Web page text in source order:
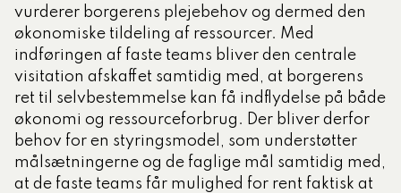
vurderer borgerens plejebehov og dermed den
økonomiske tildeling af ressourcer. Med
indføringen af faste teams bliver den centrale
visitation afskaffet samtidig med, at borgerens
ret til selvbestemmelse kan få indflydelse på både
økonomi og ressourceforbrug. Der bliver derfor
behov for en styringsmodel, som understøtter
målsætningerne og de faglige mål samtidig med,
at de faste teams får mulighed for rent faktisk at